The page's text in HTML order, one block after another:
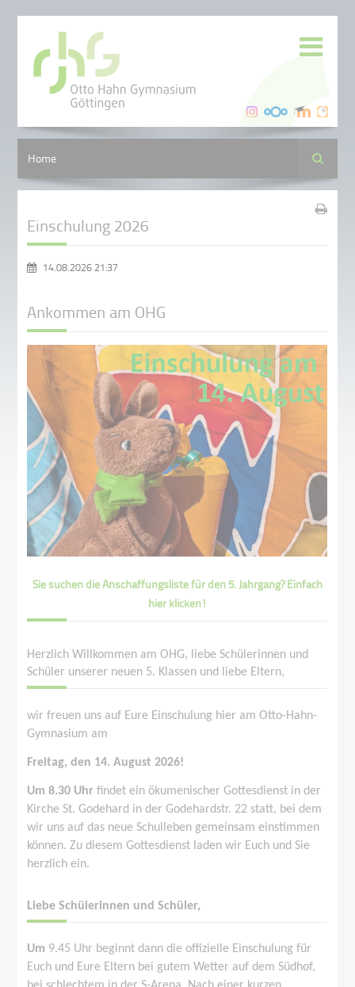
Home Suche
Einschulung 2026
14.08.2026 21:37
Ankommen am OHG
Sie suchen die Anschaffungsliste für den 5. Jahrgang? Einfach
hier klicken!
Herzlich Willkommen am OHG, liebe Schülerinnen und
Schüler unserer neuen 5. Klassen und liebe Eltern,
wir freuen uns auf Eure Einschulung hier am Otto-Hahn-
Gymnasium am
Freitag, den 14. August 2026!
Um 8.30 Uhr findet ein ökumenischer Gottesdienst in der
Kirche St. Godehard in der Godehardstr. 22 statt, bei dem
wir uns auf das neue Schulleben gemeinsam einstimmen
können. Zu diesem Gottesdienst laden wir Euch und Sie
herzlich ein.
Liebe Schülerinnen und Schüler,
Um 9.45 Uhr beginnt dann die offizielle Einschulung für
Euch und Eure Eltern bei gutem Wetter auf dem Südhof,